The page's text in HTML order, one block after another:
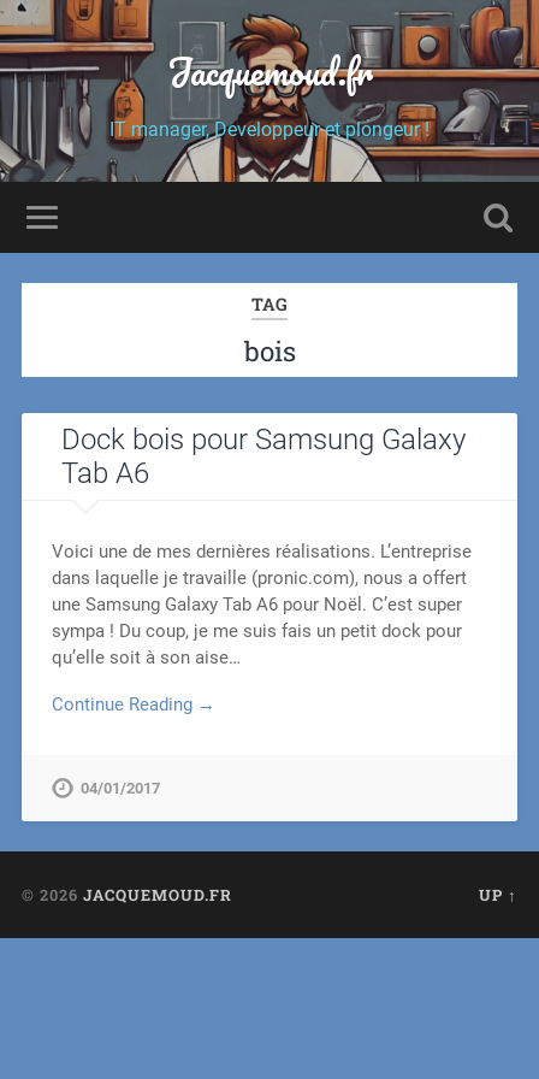
Jacquemoud.fr
IT manager, Developpeur et plongeur !
TAG
bois
Dock bois pour Samsung Galaxy
Tab A6
Voici une de mes dernières réalisations. L’entreprise
dans laquelle je travaille (pronic.com), nous a offert
une Samsung Galaxy Tab A6 pour Noël. C’est super
sympa ! Du coup, je me suis fais un petit dock pour
qu’elle soit à son aise…
Continue Reading →
04/01/2017
© 2026 JACQUEMOUD.FR UP ↑